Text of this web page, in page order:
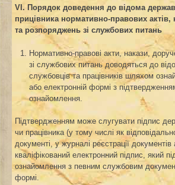
VІ. Порядок доведення до відома
прицівниканормативно-правових актів,
та розпоряджень зі службових питань
Нормативно-правові акти, накази,
зі службових питань доводяться до
службовців та працівників шляхом
або електронній формі з
ознайомлення.
Підтвердженням може слугувати підпис
чи працівника (у тому числі як
документі, у журналі реєстрації документів
кваліфікований електронний підпис, який
ознайомлення з певним службовим
формі.